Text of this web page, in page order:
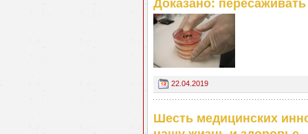
Доказано:
22.04.2019
Шесть медицинских